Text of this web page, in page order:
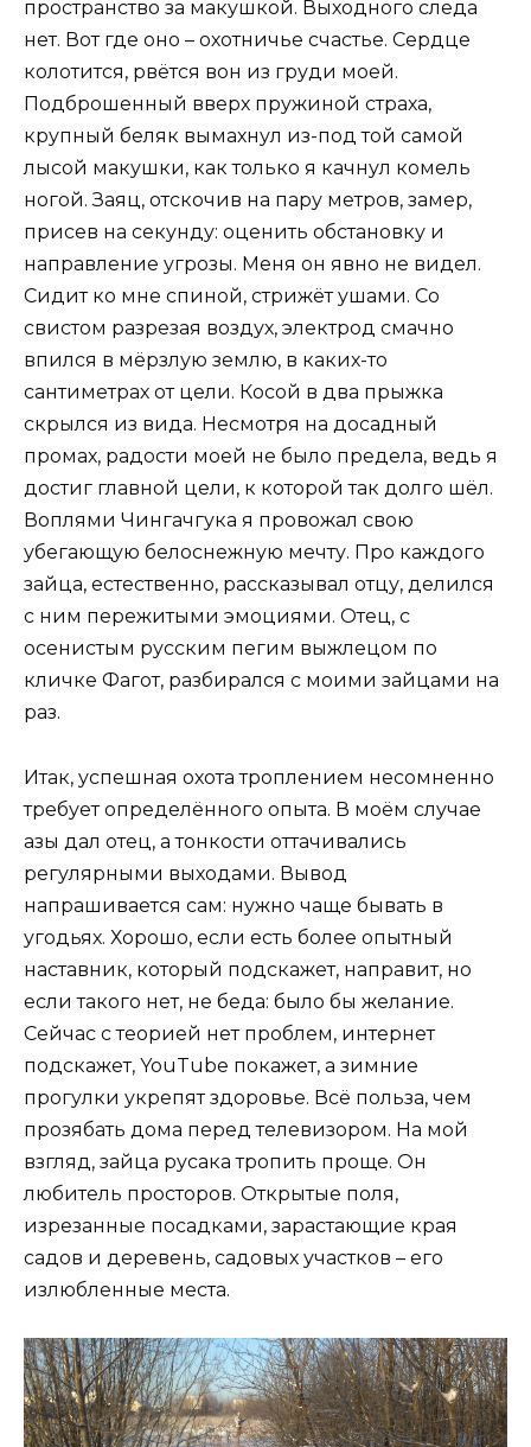
пространство за макушкой. Выходного следа
нет. Вот где оно – охотничье счастье. Сердце
колотится, рвётся вон из груди моей.
Подброшенный вверх пружиной страха,
крупный беляк вымахнул из-под той самой
лысой макушки, как только я качнул комель
ногой. Заяц, отскочив на пару метров, замер,
присев на секунду: оценить обстановку и
направление угрозы. Меня он явно не видел.
Сидит ко мне спиной, стрижёт ушами. Со
свистом разрезая воздух, электрод смачно
впился в мёрзлую землю, в каких-то
сантиметрах от цели. Косой в два прыжка
скрылся из вида. Несмотря на досадный
промах, радости моей не было предела, ведь я
достиг главной цели, к которой так долго шёл.
Воплями Чингачгука я провожал свою
убегающую белоснежную мечту. Про каждого
зайца, естественно, рассказывал отцу, делился
с ним пережитыми эмоциями. Отец, с
осенистым русским пегим выжлецом по
кличке Фагот, разбирался с моими зайцами на
раз.
Итак, успешная охота троплением несомненно
требует определённого опыта. В моём случае
азы дал отец, а тонкости оттачивались
регулярными выходами. Вывод
напрашивается сам: нужно чаще бывать в
угодьях. Хорошо, если есть более опытный
наставник, который подскажет, направит, но
если такого нет, не беда: было бы желание.
Сейчас с теорией нет проблем, интернет
подскажет, YouTube покажет, а зимние
прогулки укрепят здоровье. Всё польза, чем
прозябать дома перед телевизором. На мой
взгляд, зайца русака тропить проще. Он
любитель просторов. Открытые поля,
изрезанные посадками, зарастающие края
садов и деревень, садовых участков – его
излюбленные места.